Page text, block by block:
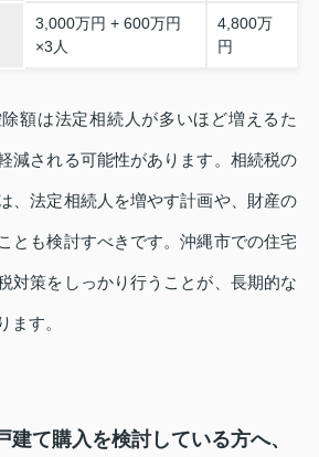
3,000万円 + 600万円
×3人
4,800万
円
額は法定相続人が多いほど増えるた
減される可能性があります。相続税の
、法定相続人を増やす計画や、財産の
とも検討すべきです。沖縄市での住宅
対策をしっかり行うことが、長期的な
ます。
て購入を検討している方へ、